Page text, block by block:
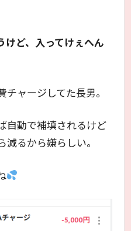
けど、入ってけぇへん
ャージしてた長男。
自動で補填されるけど
減るから嫌らしい。